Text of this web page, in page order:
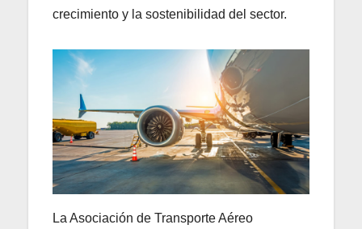
crecimiento y la sostenibilidad del sector.
La Asociación de Transporte Aéreo